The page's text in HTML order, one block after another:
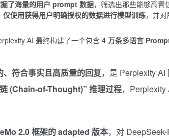
了海量的用户 prompt 数据，筛选出那些能够高置
仅使用获得用户明确授权的数据进行模型训练，并
AI 最终构建了一个包含 4 万条多语言
符合事实且高质量的回复，是 Perplexity
(Chain-of-Thought)” 推理过程，
2.0 框架的 adapted 版本，对